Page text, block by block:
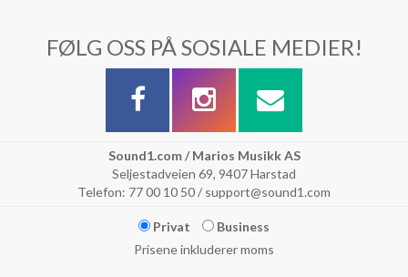
FØLG OSS PÅ SOSIALE MEDIER!
Sound1.com / Marios Musikk AS
Seljestadveien 69, 9407 Harstad
Telefon: 77 00 10 50 / support@sound1.com
Privat
Business
Prisene inkluderer moms